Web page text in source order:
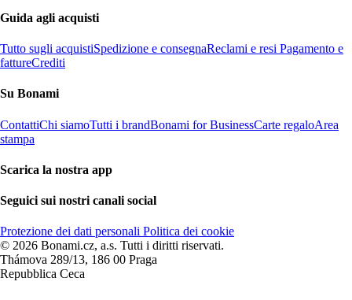
Guida agli acquisti
Tutto sugli acquistiSpedizione e consegnaReclami e resi Pagamento e
fattureCrediti
Su Bonami
ContattiChi siamoTutti i brandBonami for BusinessCarte regaloArea
stampa
Scarica la nostra app
Seguici sui nostri canali social
Protezione dei dati personali Politica dei cookie
© 2026 Bonami.cz, a.s. Tutti i diritti riservati.
Thámova 289/13, 186 00 Praga
Repubblica Ceca